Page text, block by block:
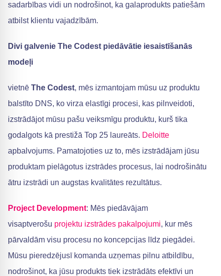
sadarbības vidi un nodrošinot, ka galaprodukts patiešām
atbilst klientu vajadzībām.
Divi galvenie The Codest piedāvātie iesaistīšanās
modeļi
vietnē The Codest, mēs izmantojam mūsu uz produktu
balstīto DNS, ko virza elastīgi procesi, kas pilnveidoti,
izstrādājot mūsu pašu veiksmīgu produktu, kurš tika
godalgots kā prestižā Top 25 laureāts. Deloitte
apbalvojums. Pamatojoties uz to, mēs izstrādājam jūsu
produktam pielāgotus izstrādes procesus, lai nodrošinātu
ātru izstrādi un augstas kvalitātes rezultātus.
Project Development: Mēs piedāvājam
visaptverošu projektu izstrādes pakalpojumi, kur mēs
pārvaldām visu procesu no koncepcijas līdz piegādei.
Mūsu pieredzējusī komanda uzņemas pilnu atbildību,
nodrošinot, ka jūsu produkts tiek izstrādāts efektīvi un